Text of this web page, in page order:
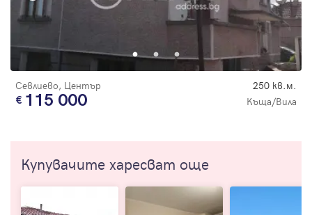
Севлиево, Център 250 кв.м.
115 000 Къща/Вила
Купувачите харесват още